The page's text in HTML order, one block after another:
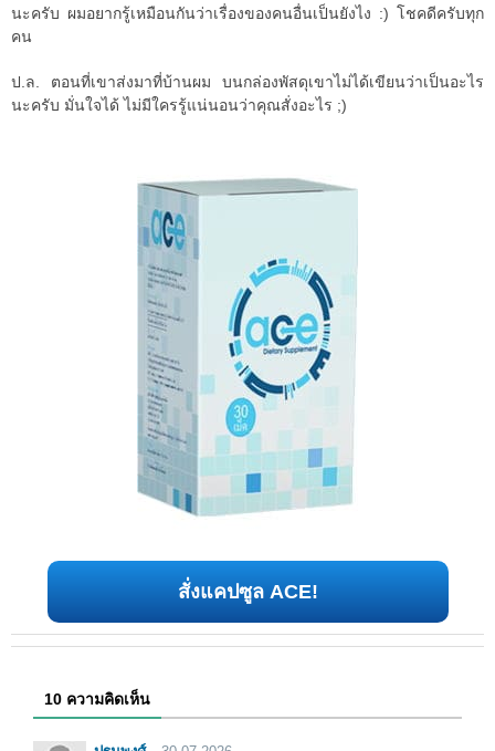
นะครับ ผมอยากรู้เหมือนกันว่าเรื่องของคนอื่นเป็นยังไง :) โชคดีครับทุก
คน
ป.ล. ตอนที่เขาส่งมาที่บ้านผม บนกล่องพัสดุเขาไม่ได้เขียนว่าเป็นอะไร
นะครับ มั่นใจได้ ไม่มีใครรู้แน่นอนว่าคุณสั่งอะไร ;)
สั่งแคปซูล ACE!
10 ความคิดเห็น